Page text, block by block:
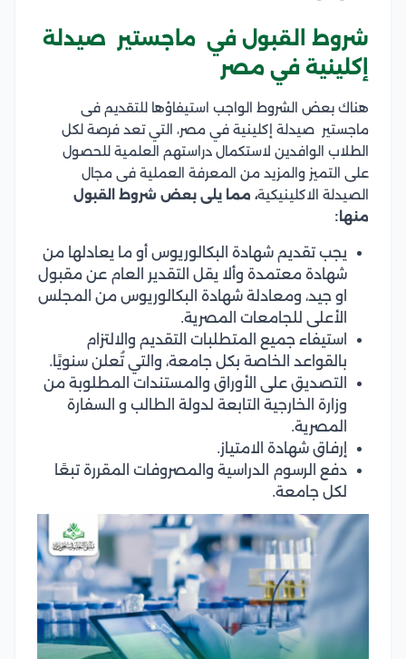
شروط القبول في ماجستير صيدلة
إكلينية في مصر
هناك بعض الشروط الواجب استيفاؤها للتقديم فى
ماجستير صيدلة إكلينية في مصر، التي تعد فرصة لكل
الطلاب الوافدين لاستكمال دراستهم العلمية للحصول
على التميز والمزيد من المعرفة العملية فى مجال
الصيدلة الاكلينيكية، مما يلى بعض شروط القبول
منها:
يجب تقديم شهادة البكالوريوس أو ما يعادلها من
شهادة معتمدة وألا يقل التقدير العام عن مقبول
او جيد، ومعادلة شهادة البكالوريوس من المجلس
الأعلى للجامعات المصرية.
استيفاء جميع المتطلبات التقديم والالتزام
بالقواعد الخاصة بكل جامعة، والتي تُعلن سنويًا.
التصديق على الأوراق والمستندات المطلوبة من
وزارة الخارجية التابعة لدولة الطالب و السفارة
المصرية.
إرفاق شهادة الامتياز.
دفع الرسوم الدراسية والمصروفات المقررة تبعًا
لكل جامعة.